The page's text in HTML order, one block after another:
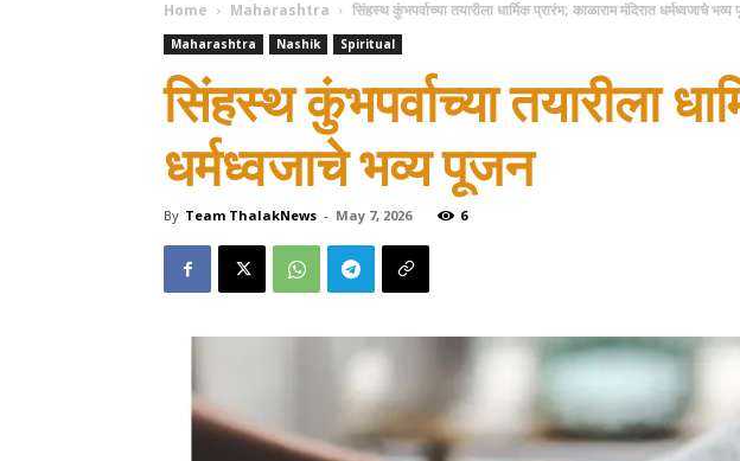
Home Maharashtra सिंहस्थ कुंभपर्वाच्या तयारीला धार्मिक प्रारंभ; काळाराम मंदिरात धर्मध्वजाचे
Maharashtra Nashik Spiritual
सिंहस्थ कुंभपर्वाच्या तयारीला
धर्मध्वजाचे भव्य पूजन
By Team ThalakNews - May 7, 2026 6